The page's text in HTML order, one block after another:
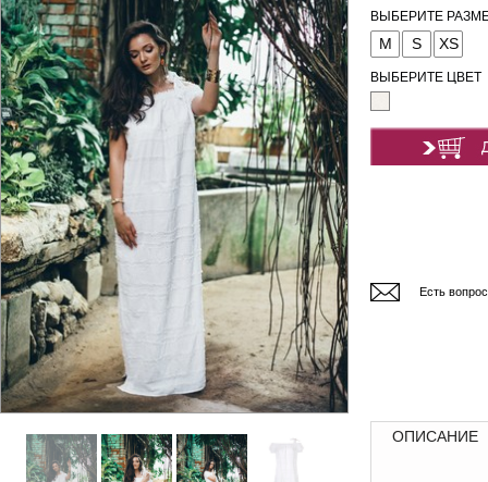
ВЫБЕРИТЕ
M S XS
ВЫБЕРИТЕ ЦВЕТ
Есть
ОПИСАНИЕ